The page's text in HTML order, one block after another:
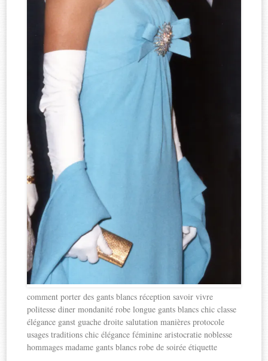
comment porter des gants blancs réception savoir vivre
politesse diner mondanité robe longue gants blancs chic classe
élégance ganst guache droite salutation manières protocole
usages traditions chic élégance féminine aristocratie noblesse
hommages madame gants blancs robe de soirée étiquette